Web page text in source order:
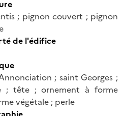
; pignon couvert ; pignon
de l'édifice
; saint Georges ;
; tête ; ornement à forme
végétale ; perle